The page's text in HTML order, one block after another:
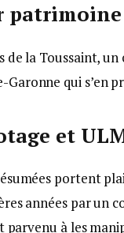
patrimoine
de la Toussaint,
Garonne qui s’en
et
portent
années par un
parvenu à les